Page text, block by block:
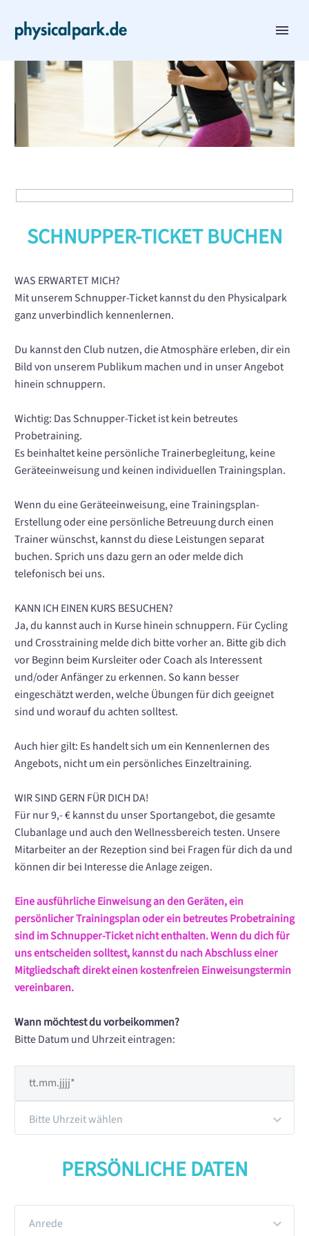
Hidden
SCHNUPPER-TICKET BUCHEN
WAS ERWARTET MICH?
Mit unserem Schnupper-Ticket kannst du den Physicalpark
ganz unverbindlich kennenlernen.
Du kannst den Club nutzen, die Atmosphäre erleben, dir ein
Bild von unserem Publikum machen und in unser Angebot
hinein schnuppern.
Wichtig: Das Schnupper-Ticket ist kein betreutes
Probetraining.
Es beinhaltet keine persönliche Trainerbegleitung, keine
Geräteeinweisung und keinen individuellen Trainingsplan.
Wenn du eine Geräteeinweisung, eine Trainingsplan-
Erstellung oder eine persönliche Betreuung durch einen
Trainer wünschst, kannst du diese Leistungen separat
buchen. Sprich uns dazu gern an oder melde dich
telefonisch bei uns.
KANN ICH EINEN KURS BESUCHEN?
Ja, du kannst auch in Kurse hinein schnuppern. Für Cycling
und Crosstraining melde dich bitte vorher an. Bitte gib dich
vor Beginn beim Kursleiter oder Coach als Interessent
und/oder Anfänger zu erkennen. So kann besser
eingeschätzt werden, welche Übungen für dich geeignet
sind und worauf du achten solltest.
Auch hier gilt: Es handelt sich um ein Kennenlernen des
Angebots, nicht um ein persönliches Einzeltraining.
WIR SIND GERN FÜR DICH DA!
Für nur 9,- € kannst du unser Sportangebot, die gesamte
Clubanlage und auch den Wellnessbereich testen. Unsere
Mitarbeiter an der Rezeption sind bei Fragen für dich da und
können dir bei Interesse die Anlage zeigen.
Eine ausführliche Einweisung an den Geräten, ein
persönlicher Trainingsplan oder ein betreutes Probetraining
sind im Schnupper-Ticket nicht enthalten. Wenn du dich für
uns entscheiden solltest, kannst du nach Abschluss einer
Mitgliedschaft direkt einen kostenfreien Einweisungstermin
vereinbaren.
Wann möchtest du vorbeikommen?
Bitte Datum und Uhrzeit eintragen:
Bitte Uhrzeit wählen
PERSÖNLICHE DATEN
Anrede